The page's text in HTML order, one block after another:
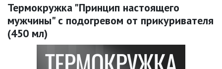
Термокружка "Принцип настоящего
мужчины" с подогревом от прикуривателя
(450 мл)